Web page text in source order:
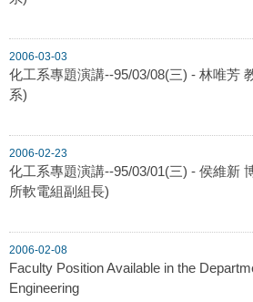
2006-03-03
化工系專題演講--95/03/08(三) - 林唯芳
系)
2006-02-23
化工系專題演講--95/03/01(三) - 侯維新
所軟電組副組長)
2006-02-08
Faculty Position Available in the
Engineering